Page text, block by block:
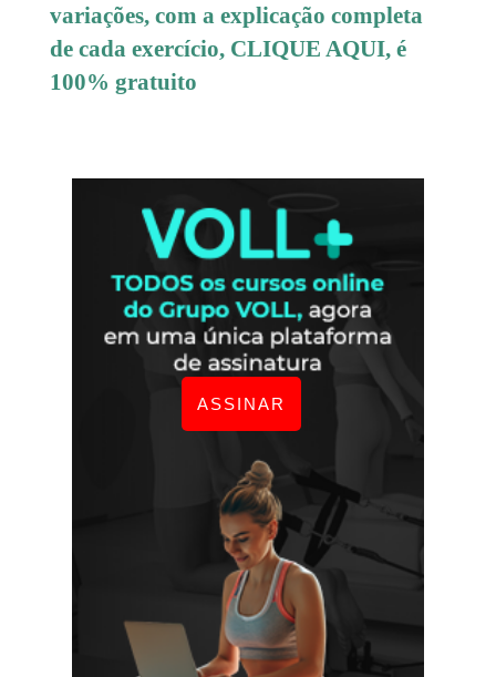
variações, com a explicação completa
de cada exercício, CLIQUE AQUI, é
100% gratuito
ASSINAR